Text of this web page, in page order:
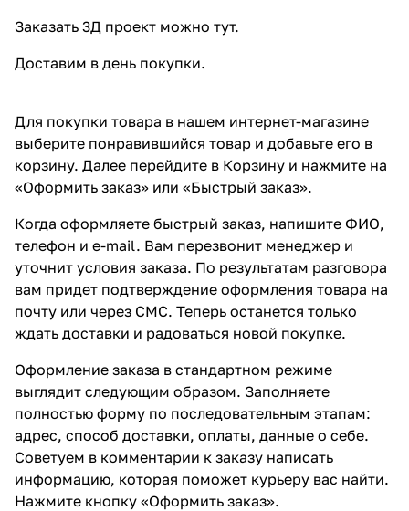
Заказать 3Д проект можно тут.
Доставим в день покупки.
Для покупки товара в нашем интернет-магазине
выберите понравившийся товар и добавьте его в
корзину. Далее перейдите в Корзину и нажмите на
«Оформить заказ» или «Быстрый заказ».
Когда оформляете быстрый заказ, напишите ФИО,
телефон и e-mail. Вам перезвонит менеджер и
уточнит условия заказа. По результатам разговора
вам придет подтверждение оформления товара на
почту или через СМС. Теперь останется только
ждать доставки и радоваться новой покупке.
Оформление заказа в стандартном режиме
выглядит следующим образом. Заполняете
полностью форму по последовательным этапам:
адрес, способ доставки, оплаты, данные о себе.
Советуем в комментарии к заказу написать
информацию, которая поможет курьеру вас найти.
Нажмите кнопку «Оформить заказ».